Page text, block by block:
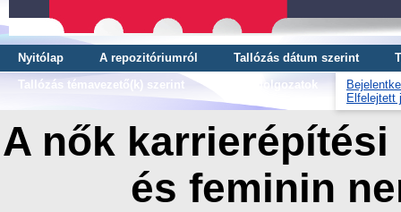
Nyitólap A repozitóriumról Tallózás dátum szerint
Tallózás témavezető(k) szerint
OTDK dolgozatok
Elfelejtett
A nők
és feminin